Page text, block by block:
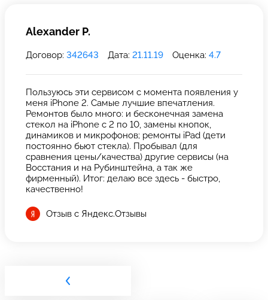
Alexander P.
Договор: 342643 Дата: 21.11.19 Оценка: 4.7
Пользуюсь эти сервисом с момента появления у
меня iPhone 2. Самые лучшие впечатления.
Ремонтов было много: и бесконечная замена
стекол на iPhone с 2 по 10, замены кнопок,
динамиков и микрофонов; ремонты iPad (дети
постоянно бьют стекла). Пробывал (для
сравнения цены/качества) другие сервисы (на
Восстания и на Рубинштейна, а так же
фирменный). Итог: делаю все здесь - быстро,
качественно!
Отзыв с Яндекс.Отзывы